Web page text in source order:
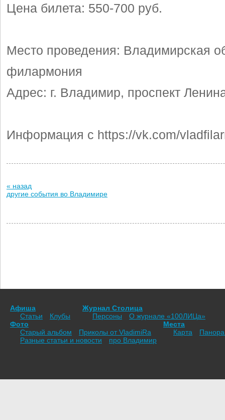
Цена билета: 550-700 руб.
Место проведения: Владимирская
филармония
Адрес: г. Владимир, проспект
Информация с https://vk.com/
« назад
другие события во Владимире
Афиша
Статьи
Клубы
Журнал Столица
Персоны
О журнале «100ЛИЦа»
Фото
Старый альбом
Приколы от VladimiRа
Места
Карта
Разные статьи и новости
про Владимир